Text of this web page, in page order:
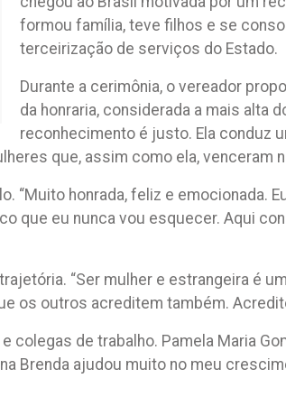
formou família, teve filhos e se
terceirização de serviços do Estado.
Durante a cerimônia, o vereador
da honraria, considerada a mais alta
reconhecimento é justo. Ela conduz
que, assim como ela, venceram
“Muito honrada, feliz e emocionada.
que eu nunca vou esquecer. Aqui
“Ser mulher e estrangeira é
os outros acreditem também.
de trabalho. Pamela Maria
Brenda ajudou muito no meu